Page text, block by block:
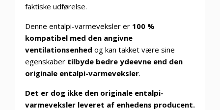
faktiske udførelse.
Denne entalpi-varmeveksler er 100 %
kompatibel med den angivne
ventilationsenhed og kan takket være sine
egenskaber tilbyde bedre ydeevne end den
originale entalpi-varmeveksler.
Det er dog ikke den originale entalpi-
varmeveksler leveret af enhedens producent.